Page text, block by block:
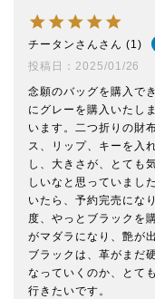
チータンさん 1
投稿日
2025/01/26
念願のバッグを購入で
にグレーを購入いたし
います。二つ折りの財
ス、リップ、キーを入
し、大きさが、とても
しいなと思っていまし
いたら、予約完売にな
度、やっとブラックを
がマダラになり、艶が
ブラックは、革がまだ
なっていくのか、とて
行きたいです。